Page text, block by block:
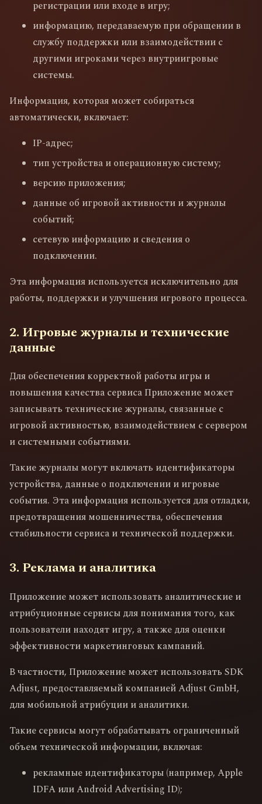
регистрации или входе в игру;
информацию, передаваемую при обращении в
службу поддержки или взаимодействии с
другими игроками через внутриигровые
системы.
Информация, которая может собираться
автоматически, включает:
IP-адрес;
тип устройства и операционную систему;
версию приложения;
данные об игровой активности и журналы
событий;
сетевую информацию и сведения о
подключении.
Эта информация используется исключительно для
работы, поддержки и улучшения игрового процесса.
2. Игровые журналы и технические
данные
Для обеспечения корректной работы игры и
повышения качества сервиса Приложение может
записывать технические журналы, связанные с
игровой активностью, взаимодействием с сервером
и системными событиями.
Такие журналы могут включать идентификаторы
устройства, данные о подключении и игровые
события. Эта информация используется для отладки,
предотвращения мошенничества, обеспечения
стабильности сервиса и технической поддержки.
3. Реклама и аналитика
Приложение может использовать аналитические и
атрибуционные сервисы для понимания того, как
пользователи находят игру, а также для оценки
эффективности маркетинговых кампаний.
В частности, Приложение может использовать SDK
Adjust, предоставляемый компанией Adjust GmbH,
для мобильной атрибуции и аналитики.
Такие сервисы могут обрабатывать ограниченный
объем технической информации, включая:
рекламные идентификаторы (например, Apple
IDFA или Android Advertising ID);